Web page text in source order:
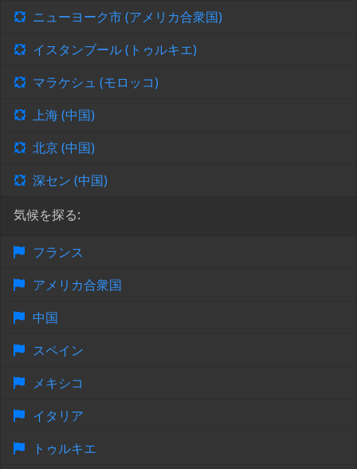
ニューヨーク市 (アメリカ合衆国)
イスタンブール (トゥルキエ)
マラケシュ (モロッコ)
上海 (中国)
北京 (中国)
深セン (中国)
気候を探る:
フランス
アメリカ合衆国
中国
スペイン
メキシコ
イタリア
トゥルキエ